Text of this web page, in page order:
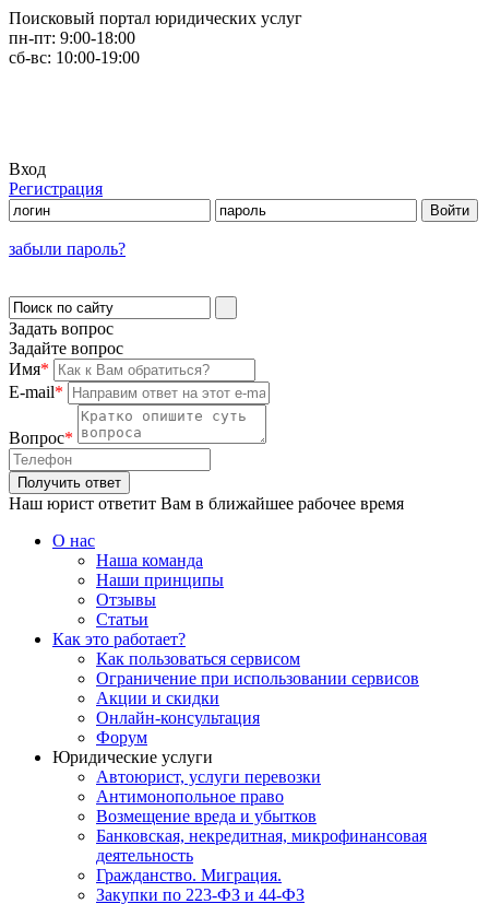
Поисковый портал юридических услуг
пн-пт: 9:00-18:00
сб-вс: 10:00-19:00
Вход
Регистрация
забыли пароль?
Задать вопрос
Задайте вопрос
Имя*
E-mail*
Вопрос*
Наш юрист ответит Вам в ближайшее рабочее время
О нас
Наша команда
Наши принципы
Отзывы
Статьи
Как это работает?
Как пользоваться сервисом
Ограничение при использовании сервисов
Акции и скидки
Онлайн-консультация
Форум
Юридические услуги
Автоюрист, услуги перевозки
Антимонопольное право
Возмещение вреда и убытков
Банковская, некредитная, микрофинансовая
деятельность
Гражданство. Миграция.
Закупки по 223-ФЗ и 44-ФЗ